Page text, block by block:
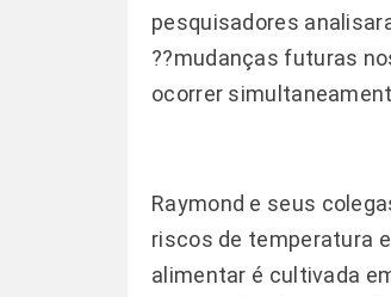
pesquisadores
??mudanças futuras
ocorrer
Raymond e seus
riscos de temperatura
alimentar é cultivada